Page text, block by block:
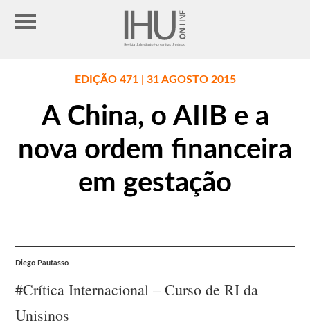
EDIÇÃO 471 | 31 AGOSTO 2015
A China, o AIIB e a
nova ordem financeira
em gestação
Diego Pautasso
#Crítica Internacional – Curso de RI da
Unisinos